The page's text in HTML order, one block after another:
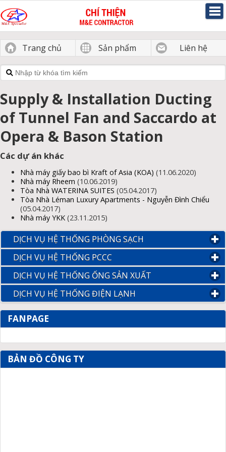
Trang chủ Sản phẩm Liên hệ
Supply & Installation Ducting
of Tunnel Fan and Saccardo at
Opera & Bason Station
Các dự án khác
Nhà máy giấy bao bì Kraft of Asia (KOA) (11.06.2020)
Nhà máy Rheem (10.06.2019)
Tòa Nhà WATERINA SUITES (05.04.2017)
Tòa Nhà Léman Luxury Apartments - Nguyễn Đình Chiểu
(05.04.2017)
Nhà máy YKK (23.11.2015)
DỊCH VỤ HỆ THỐNG PHÒNG SẠCH click to expand
DỊCH VỤ HỆ THỐNG PCCC
DỊCH VỤ HỆ THỐNG ỐNG SẢN XUẤT click to expand
DỊCH VỤ HỆ THỐNG ĐIỆN LẠNH click to expand contents
FANPAGE
BẢN ĐỒ CÔNG TY